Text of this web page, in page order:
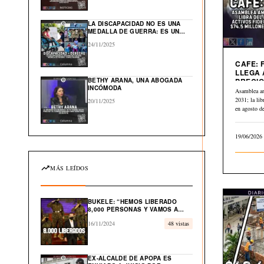
LA DISCAPACIDAD NO ES UNA
MEDALLA DE GUERRA: ES UN
24/11/2025
BETHY ARANA, UNA ABOGADA
INCÓMODA
20/11/2025
MÁS LEÍDOS
BUKELE: “HEMOS LIBERADO
8,000 PERSONAS Y VAMOS A
INOCENTES”
16/11/2024 48 vistas
EX-ALCALDE DE APOPA ES
CAFE:
LLEGA
A $2.84
Asamblea
2031; la
en agosto
19/06/2026